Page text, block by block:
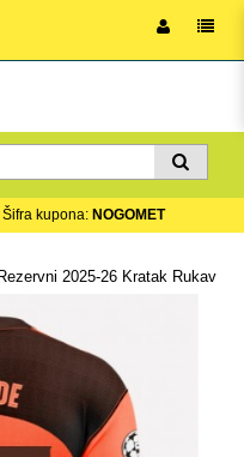
Šifra kupona: NOGOMET
2025-26 Kratak Rukav